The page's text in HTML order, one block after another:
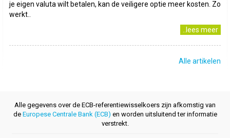
je eigen valuta wilt betalen, kan de veiligere optie meer kosten. Zo
werkt..
..lees meer
Alle artikelen
Alle gegevens over de ECB-referentiewisselkoers zijn afkomstig van
de Europese Centrale Bank (ECB) en worden uitsluitend ter informatie
verstrekt.